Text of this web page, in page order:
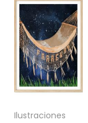
Ilustraciones